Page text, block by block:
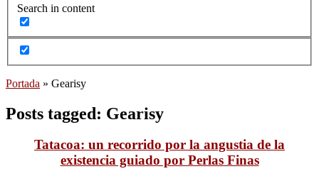
Search in content
Portada » Gearisy
Posts tagged: Gearisy
Tatacoa: un recorrido por la angustia de la
existencia guiado por Perlas Finas